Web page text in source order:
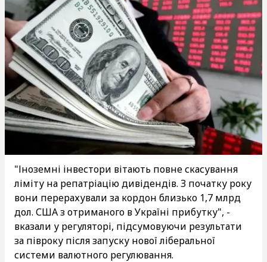
"Іноземні інвестори вітають повне скасування
ліміту на репатріацію дивідендів. З початку року
вони перерахували за кордон близько 1,7 млрд
дол. США з отриманого в Україні прибутку", -
вказали у регуляторі, підсумовуючи результати
за півроку після запуску нової ліберальної
системи валютного регулювання.